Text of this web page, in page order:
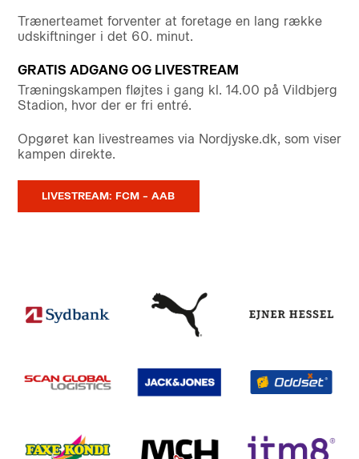
Trænerteamet forventer at foretage en lang række
udskiftninger i det 60. minut.
GRATIS ADGANG OG LIVESTREAM
Træningskampen fløjtes i gang kl. 14.00 på Vildbjerg
Stadion, hvor der er fri entré.
Opgøret kan livestreames via Nordjyske.dk, som viser
kampen direkte.
LIVESTREAM: FCM – AAB